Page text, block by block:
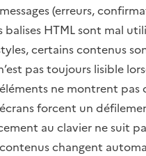
(erreurs,
balises HTML sont mal
certains contenus
pas toujours lisible
ne montrent pas
forcent un
au clavier ne suit
changent